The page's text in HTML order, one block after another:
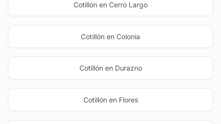
Cotillón en Cerro Largo
Cotillón en Colonia
Cotillón en Durazno
Cotillón en Flores